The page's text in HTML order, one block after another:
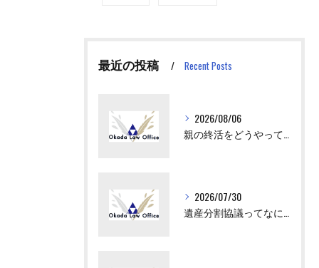
最近の投稿 Recent Posts
2026/08/06
2026/07/30